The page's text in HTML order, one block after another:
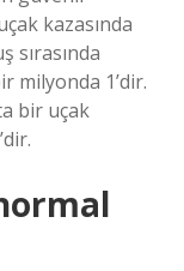
kazasında
sırasında
milyonda 1’dir.
bir uçak